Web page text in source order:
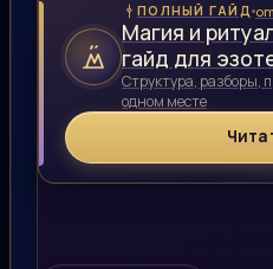
ПОЛНЫЙ ГАЙД
Магия и
гайд для
Структура, разборы,
одном месте